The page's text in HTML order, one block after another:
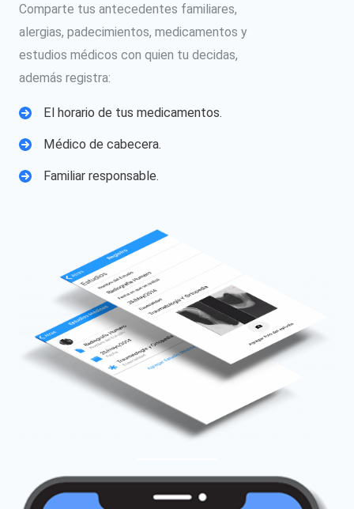
Comparte tus antecedentes familiares,
alergias, padecimientos, medicamentos y
estudios médicos con quien tu decidas,
además registra:
El horario de tus medicamentos.
Médico de cabecera.
Familiar responsable.